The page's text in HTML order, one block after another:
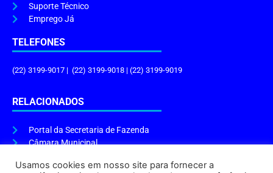
Suporte Técnico
Emprego Já
TELEFONES
(22) 3199-9017 | (22) 3199-9018 | (22) 3199-9019
RELACIONADOS
Portal da Secretaria de Fazenda
Câmara Municipal
Usamos cookies em nosso site para fornecer a